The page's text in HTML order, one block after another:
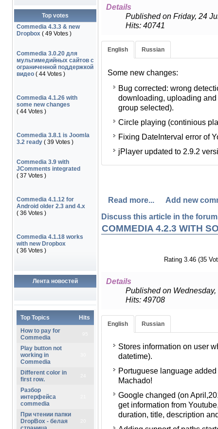
Top votes
Commedia 4.3.3 & new
Dropbox( 49 Votes )
Commedia 3.0.20 для
мультимедийных сайтов с
ограниченной поддержкой
видео( 44 Votes )
Commedia 4.1.26 with
some new changes
( 44 Votes )
Commedia 3.8.1 is Joomla
3.2 ready( 39 Votes )
Commedia 3.9 with
JComments integrated
( 37 Votes )
Commedia 4.1.12 for
Android older 2.3 and 4.x
( 36 Votes )
Commedia 4.1.18 works
with new Dropbox
( 36 Votes )
Лента новостей
Top Topics
Hits
How to pay for
Commedia
95
Play button not
working in
Commedia
Different color in
first row.
Разбор
интерфейса
commedia
При чтении папки
DropBox - белая
Details
Published on Friday, 24
Hits: 40741
English Russian
Some new changes:
Bug corrected: wrong
downloading, uploading
group selected).
Circle playing (continious
Fixing DateInterval error of
jPlayer updated to 2.9.2
Некоторые изменения:
Обнаружена и
групп пользователей,
или закачке, появившаяся
пустое значение - ни одна
Исключил YouTube из
Исправлена ошибка
которого ограничил
jPlayer обновлен до
Read more...
Add new
Discuss this article in the
COMMEDIA 4.2.3 WITH
Rating 3.46 (35
Details
Published on
Hits: 49708
English Russian
Stores information on user
datetime).
Portuguese language
Machado!
Google changed (on
get information from
duration, title, description
Сохраняется информация
(логин, IP, дата и время
Добавлен португальский
В связи с тем, что Google
о видео с Youtube (в
Commedia. Теперь снова
заголовке, описании и
Добавлена поддержка
https://youtu.be/
В кнопке facebook like